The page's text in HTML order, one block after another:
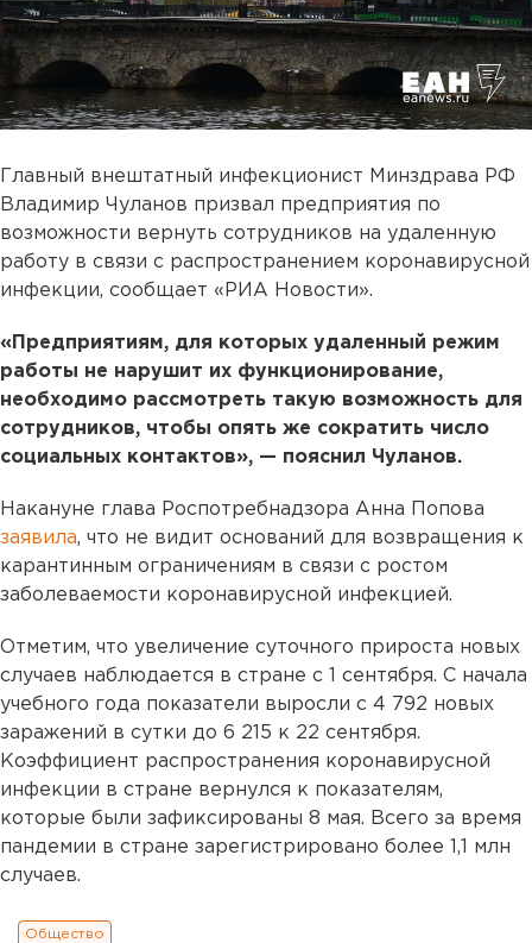
Главный внештатный инфекционист Минздрава РФ
Владимир Чуланов призвал предприятия по
возможности вернуть сотрудников на удаленную
работу в связи с распространением коронавирусной
инфекции, сообщает «РИА Новости».
«Предприятиям, для которых удаленный режим
работы не нарушит их функционирование,
необходимо рассмотреть такую возможность для
сотрудников, чтобы опять же сократить число
социальных контактов», — пояснил Чуланов.
Накануне глава Роспотребнадзора Анна Попова
заявила, что не видит оснований для возвращения к
карантинным ограничениям в связи с ростом
заболеваемости коронавирусной инфекцией.
Отметим, что увеличение суточного прироста новых
случаев наблюдается в стране с 1 сентября. С начала
учебного года показатели выросли с 4 792 новых
заражений в сутки до 6 215 к 22 сентября.
Коэффициент распространения коронавирусной
инфекции в стране вернулся к показателям,
которые были зафиксированы 8 мая. Всего за время
пандемии в стране зарегистрировано более 1,1 млн
случаев.
Общество